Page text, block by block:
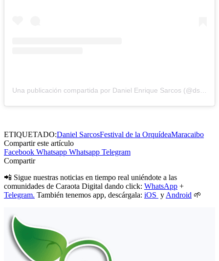
Una publicación compartida por Daniel Enrique Sarcos (@dsarcos)
ETIQUETADO:Daniel SarcosFestival de la OrquídeaMaracaibo
Compartir este artículo
Facebook Whatsapp Whatsapp Telegram
Compartir
📲 Sigue nuestras noticias en tiempo real uniéndote a las
comunidades de Caraota Digital dando click: WhatsApp +
Telegram. También tenemos app, descárgala: iOS y Android 🌱